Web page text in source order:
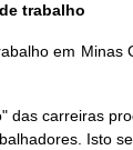
trabalho
em
das carreiras
Isto